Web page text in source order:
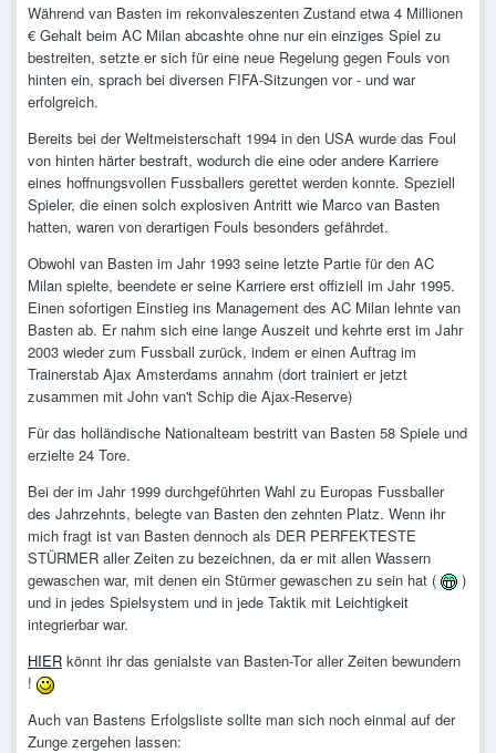
Während van Basten im rekonvaleszenten Zustand etwa 4 Millionen
€ Gehalt beim AC Milan abcashte ohne nur ein einziges Spiel zu
bestreiten, setzte er sich für eine neue Regelung gegen Fouls von
hinten ein, sprach bei diversen FIFA-Sitzungen vor - und war
erfolgreich.
Bereits bei der Weltmeisterschaft 1994 in den USA wurde das Foul
von hinten härter bestraft, wodurch die eine oder andere Karriere
eines hoffnungsvollen Fussballers gerettet werden konnte. Speziell
Spieler, die einen solch explosiven Antritt wie Marco van Basten
hatten, waren von derartigen Fouls besonders gefährdet.
Obwohl van Basten im Jahr 1993 seine letzte Partie für den AC
Milan spielte, beendete er seine Karriere erst offiziell im Jahr 1995.
Einen sofortigen Einstieg ins Management des AC Milan lehnte van
Basten ab. Er nahm sich eine lange Auszeit und kehrte erst im Jahr
2003 wieder zum Fussball zurück, indem er einen Auftrag im
Trainerstab Ajax Amsterdams annahm (dort trainiert er jetzt
zusammen mit John van't Schip die Ajax-Reserve)
Für das holländische Nationalteam bestritt van Basten 58 Spiele und
erzielte 24 Tore.
Bei der im Jahr 1999 durchgeführten Wahl zu Europas Fussballer
des Jahrzehnts, belegte van Basten den zehnten Platz. Wenn ihr
mich fragt ist van Basten dennoch als DER PERFEKTESTE
STÜRMER aller Zeiten zu bezeichnen, da er mit allen Wassern
gewaschen war, mit denen ein Stürmer gewaschen zu sein hat (
)
und in jedes Spielsystem und in jede Taktik mit Leichtigkeit
integrierbar war.
HIER könnt ihr das genialste van Basten-Tor aller Zeiten bewundern
!
Auch van Bastens Erfolgsliste sollte man sich noch einmal auf der
Zunge zergehen lassen: